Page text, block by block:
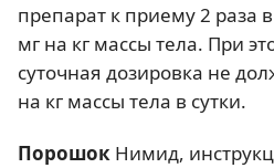
препарат к приему 2 раза
мг на кг массы тела. При
суточная дозировка не
на кг массы тела в сутки.
Порошок Нимид,